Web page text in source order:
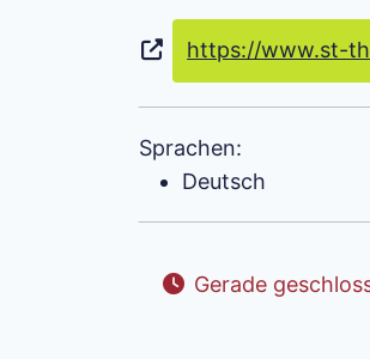
https://www.st-
Sprachen:
Deutsch
Gerade